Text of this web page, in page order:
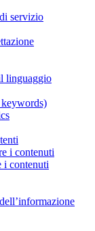
servizio
linguaggio
i contenuti
i contenuti